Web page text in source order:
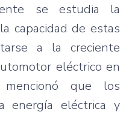
se estudia la
capacidad de estas
a la creciente
eléctrico en
mencionó que los
energía eléctrica y